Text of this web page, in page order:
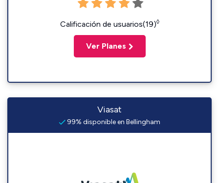
Calificación de usuarios(19)◊
Ver Planes
Viasat
99% disponible en Bellingham